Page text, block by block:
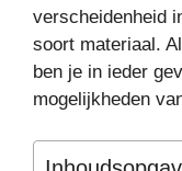
verscheidenheid
soort materiaal.
ben je in ieder
mogelijkheden